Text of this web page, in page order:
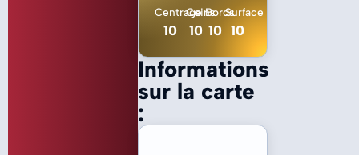
Informations
sur la carte
:
Centrage
10
Coins
10
Bords
10
Surface
10